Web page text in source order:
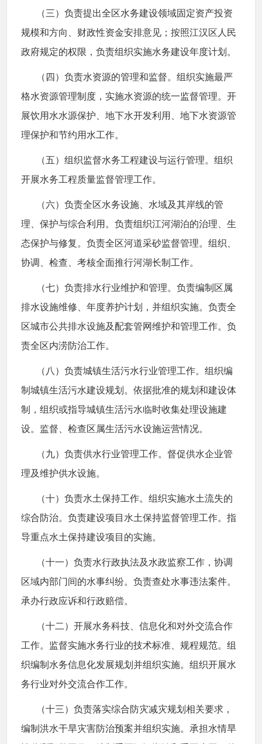
（三）负责提出全区水务建设领域固定资产投资
规模和方向、财政性资金安排意见；按照江汉区人民
政府规定的权限，负责组织实施水务建设年度计划。
（四）负责水资源的管理和监督。组织实施最严
格水资源管理制度，实施水资源的统一监督管理。开
展饮用水水源保护、地下水开发利用、地下水资源管
理保护和节约用水工作。
（五）组织监督水务工程建设与运行管理。组织
开展水务工程质量监督管理工作。
（六）负责全区水务设施、水域及其岸线的管
理、保护与综合利用。负责组织江河湖泊的治理、生
态保护与修复。负责全区河道采砂监督管理。组织、
协调、检查、考核全面推行河湖长制工作。
（七）负责排水行业维护和管理。负责编制区属
排水设施维修、年度养护计划，并组织实施。负责全
区城市公共排水设施及配套管网维护和管理工作。负
责全区内涝防治工作。
（八）负责城镇生活污水行业管理工作。组织编
制城镇生活污水建设规划。依据批准的规划和建设体
制，组织或指导城镇生活污水临时收集处理设施建
设。监督、检查区属生活污水设施运营情况。
（九）负责供水行业管理工作。督促供水企业管
理及维护供水设施。
（十）负责水土保持工作。组织实施水土流失的
综合防治。负责建设项目水土保持监督管理工作。指
导重点水土保持建设项目的实施。
（十一）负责水行政执法及水政监察工作，协调
区域内部门间的水事纠纷。负责查处水事违法案件。
承办行政应诉和行政赔偿。
（十二）开展水务科技、信息化和对外交流合作
工作。监督实施水务行业的技术标准、规程规范。组
织编制水务信息化发展规划并组织实施。组织开展水
务行业对外交流合作工作。
（十三）负责落实综合防灾减灾规划相关要求，
编制洪水干旱灾害防治预案并组织实施。承担水情旱